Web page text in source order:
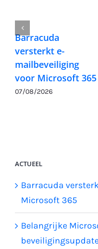
Barracuda
versterkt e-
mailbeveiliging
voor Microsoft 365
07/08/2026
ACTUEEL
Barracuda
Microsoft 365
Belangrijke